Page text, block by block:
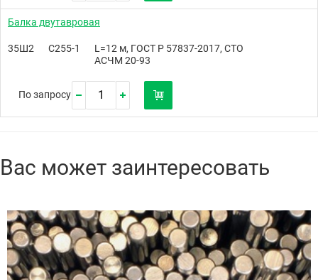
Балка двутавровая
35Ш2 С255-1
L=12 м, ГОСТ Р 57837-2017, СТО
АСЧМ 20-93
По запросу
Вас может заинтересовать